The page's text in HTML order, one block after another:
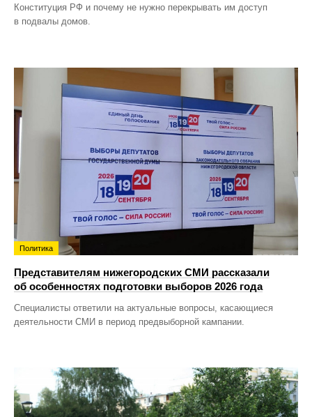
Конституция РФ и почему не нужно перекрывать им доступ
в подвалы домов.
Политика
Представителям нижегородских СМИ рассказали
об особенностях подготовки выборов 2026 года
Специалисты ответили на актуальные вопросы, касающиеся
деятельности СМИ в период предвыборной кампании.